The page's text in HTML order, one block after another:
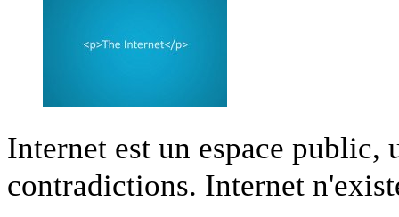
Internet est un espace public,
contradictions. Internet